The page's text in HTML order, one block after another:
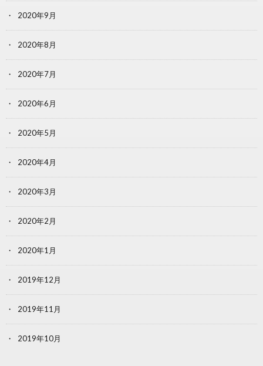
2020年9月
2020年8月
2020年7月
2020年6月
2020年5月
2020年4月
2020年3月
2020年2月
2020年1月
2019年12月
2019年11月
2019年10月